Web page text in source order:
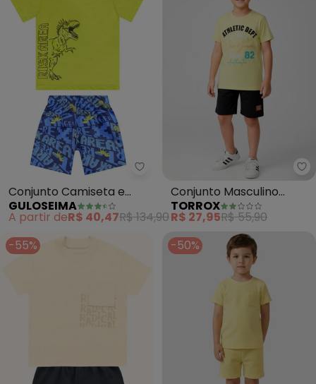
Guloseima - Conjunto
Conjunto Camiseta e
Bermuda (Amarelo)
GULOSEIMA
A partir deR$ 40,47R$ 134,90
Conjunto Masculino
Athletic Dept (Amarelo)
TORROX
R$ 27,95R$ 55,90
-55%
-50%